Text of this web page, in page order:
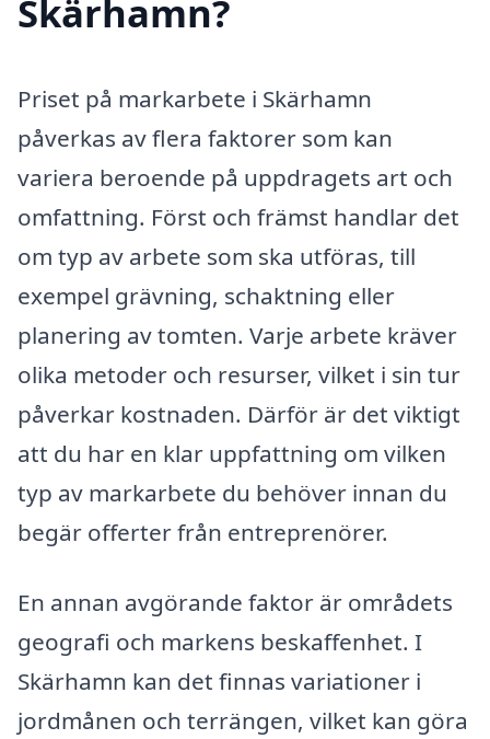
Skärhamn?
Priset på markarbete i Skärhamn
påverkas av flera faktorer som kan
variera beroende på uppdragets art och
omfattning. Först och främst handlar det
om typ av arbete som ska utföras, till
exempel grävning, schaktning eller
planering av tomten. Varje arbete kräver
olika metoder och resurser, vilket i sin tur
påverkar kostnaden. Därför är det viktigt
att du har en klar uppfattning om vilken
typ av markarbete du behöver innan du
begär offerter från entreprenörer.
En annan avgörande faktor är områdets
geografi och markens beskaffenhet. I
Skärhamn kan det finnas variationer i
jordmånen och terrängen, vilket kan göra